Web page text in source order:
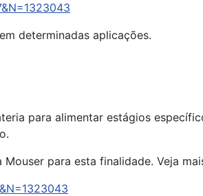
determinadas aplicações.
para alimentar estágios
para esta finalidade. Veja